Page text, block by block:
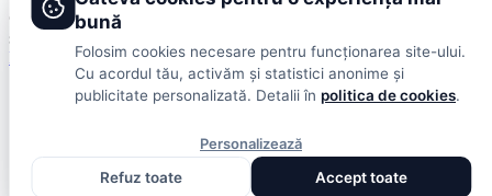
© 2026 DolceSport. Toate drepturile rezervate.
și analize din toate competițiile
Fotbal intern Fotbal extern Scoruri live
bună
Folosim cookies necesare pentru funcționarea site-ului.
Cu acordul tău, activăm și statistici anonime și
publicitate personalizată. Detalii în politica de cookies.
Personalizează
Refuz toate
Accept toate